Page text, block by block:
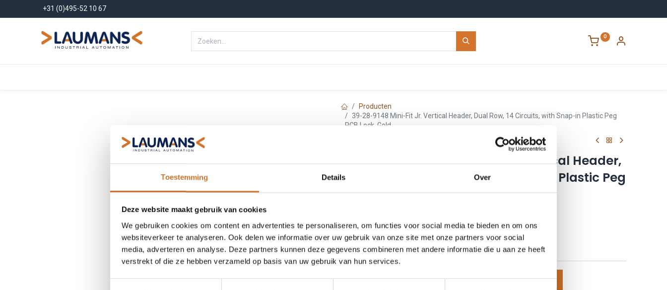
Toestemming Details Over
Deze website maakt gebruik van cookies
We gebruiken cookies om content en advertenties te personaliseren, om functies voor social media te bieden en om ons
websiteverkeer te analyseren. Ook delen we informatie over uw gebruik van onze site met onze partners voor social
media, adverteren en analyse. Deze partners kunnen deze gegevens combineren met andere informatie die u aan ze heeft
verstrekt of die ze hebben verzameld op basis van uw gebruik van hun services.
+31 (0)495-52 10 67
0
Producten
39-28-9148 Mini-Fit Jr. Vertical Header, Dual Row, 14 Circuits, with Snap-in Plastic Peg
PCB Lock, Gold
Molex 39-28-9148 Mini-Fit Jr. Vertical Header,
Dual Row, 14 Circuits, with Snap-in Plastic Peg
PCB Lock, Gold
Leveranciersnummer :39-28-9148
Login|Registreerom prijzen te zien
Toevoegen aan winkelmand